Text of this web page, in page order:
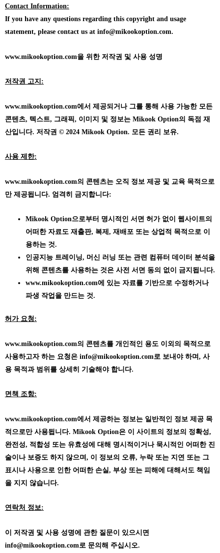
Contact Information:
If you have any questions regarding this copyright and usage
statement, please contact us at info@mikookoption.com.
www.mikookoption.com을 위한 저작권 및 사용 성명
저작권 고지:
www.mikookoption.com에서 제공되거나 그를 통해 사용 가능한 모든
콘텐츠, 텍스트, 그래픽, 이미지 및 정보는 Mikook Option의 독점 재
산입니다. 저작권 © 2024 Mikook Option. 모든 권리 보유.
사용 제한:
www.mikookoption.com의 콘텐츠는 오직 정보 제공 및 교육 목적으로
만 제공됩니다. 엄격히 금지합니다:
Mikook Option으로부터 명시적인 서면 허가 없이 웹사이트의
어떠한 자료도 재출판, 복제, 재배포 또는 상업적 목적으로 이
용하는 것.
인공지능 트레이닝, 머신 러닝 또는 관련 컴퓨터 데이터 분석을
위해 콘텐츠를 사용하는 것은 사전 서면 동의 없이 금지됩니다.
www.mikookoption.com에
있는 자료를 기반으로 수정하거나
파생 작업을 만드는 것.
허가 요청:
www.mikookoption.com의 콘텐츠를 개인적인 용도 이외의 목적으로
사용하고자 하는 요청은 info@mikookoption.com로 보내야 하며, 사
용 목적과 범위를 상세히 기술해야 합니다.
면책 조항:
www.mikookoption.com에서 제공하는 정보는 일반적인 정보 제공 목
적으로만 사용됩니다. Mikook Option은 이 사이트의 정보의 정확성,
완전성, 적합성 또는 유효성에 대해 명시적이거나 묵시적인 어떠한 진
술이나 보증도 하지 않으며, 이 정보의 오류, 누락 또는 지연 또는 그
표시나 사용으로 인한 어떠한 손실, 부상 또는 피해에 대해서도 책임
을 지지 않습니다.
연락처 정보:
이 저작권 및 사용 성명에 관한 질문이 있으시면
info@mikookoption.com로 문의해 주십시오.